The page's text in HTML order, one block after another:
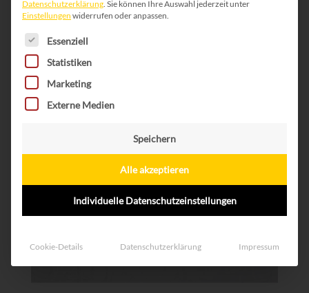
Datenschutzerklärung. Sie können Ihre Auswahl jederzeit unter
Einstellungen widerrufen oder anpassen.
Es folgt eine Liste der Service-Gruppen, für die
Essenziell
Statistiken
Marketing
Externe Medien
Speichern
Alle akzeptieren
Individuelle Datenschutzeinstellungen
Cookie-Details Datenschutzerklärung Impressum